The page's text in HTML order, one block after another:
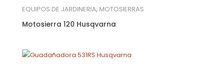
EQUIPOS DE JARDINERIA, MOTOSIERRAS
Motosierra 120 Husqvarna